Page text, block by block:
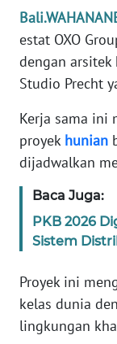
estat OXO
dengan arsitek
Studio Precht
Kerja sama ini
proyek hunian
dijadwalkan
Baca Juga:
PKB 2026
Sistem
Proyek ini
kelas dunia
lingkungan
REDAKSI
KARIR
Wahana
News
Regional
WN
SUMUT
WN
JAKARTA
WN